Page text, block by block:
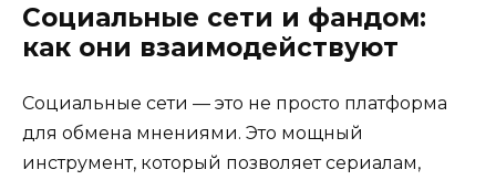
Социальные сети и фандом:
как они взаимодействуют
Социальные сети — это не просто платформа
для обмена мнениями. Это мощный
инструмент, который позволяет сериалам,